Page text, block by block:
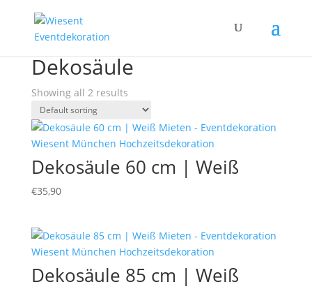
Dekosäule
Showing all 2 results
Dekosäule 60 cm | Weiß
€35,90
Dekosäule 85 cm | Weiß